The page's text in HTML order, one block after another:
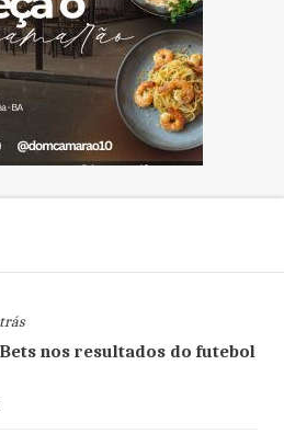
nos resultados do futebol